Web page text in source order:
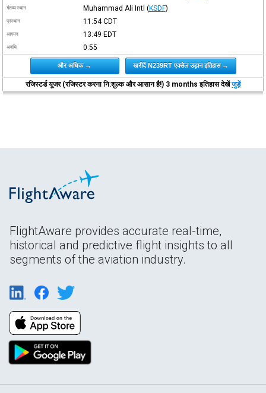
गंतव्य स्थान Muhammad Ali Intl (KSDF)
प्रस्थान 11:54CDT
आगमन 13:49 EDT
अवधि 0:55
और अधिक → खरीदें N239RT एक्सेल उड़ान इतिहास →
रजिस्टर्ड यूजर (रजिस्टर करना नि:शुल्क और आसान है!) 3 months इतिहास देखेंजुड़ें
FlightAware provides accurate real-time,
historical and predictive flight insights to all
segments of the aviation industry.